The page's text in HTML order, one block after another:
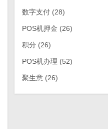
数字支付(28)
POS机押金 (26)
积分 (26)
POS机办理 (52)
聚生意(26)